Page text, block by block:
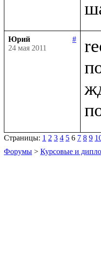
Юрий
#
24 мая 2011
Страницы: 1 2 3 4 5 6 7 8 9
Форумы > Курсовые и